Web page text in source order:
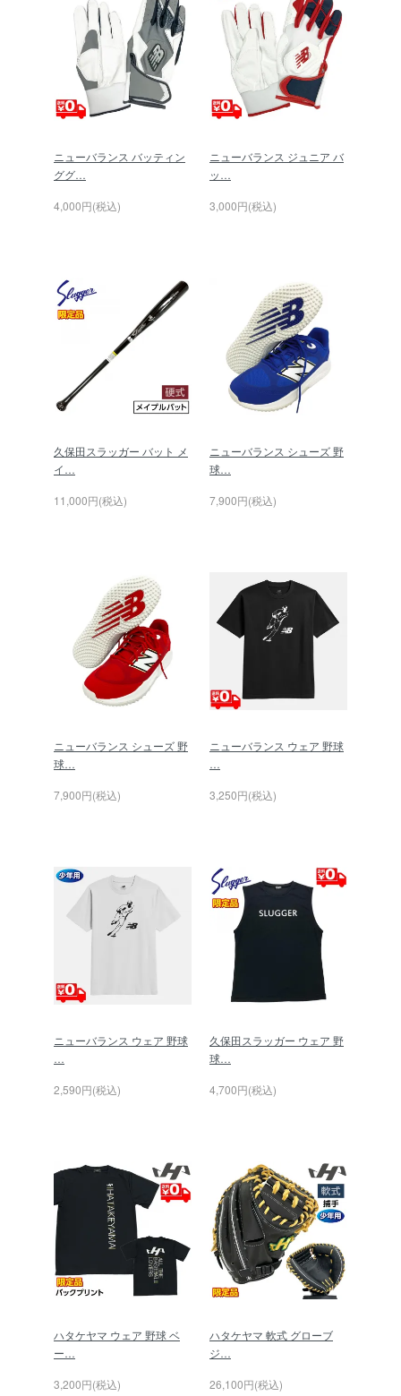
ニューバランス バッティン
ググ…
4,000円(税込)
ニューバランス ジュニア バ
ッ…
3,000円(税込)
久保田スラッガー バット メ
イ…
11,000円(税込)
ニューバランス シューズ 野
球…
7,900円(税込)
ニューバランス シューズ 野
球…
7,900円(税込)
ニューバランス ウェア 野球
…
3,250円(税込)
ニューバランス ウェア 野球
…
2,590円(税込)
久保田スラッガー ウェア 野
球…
4,700円(税込)
ハタケヤマ ウェア 野球 ベ
ー…
3,200円(税込)
ハタケヤマ 軟式 グローブ
ジ…
26,100円(税込)